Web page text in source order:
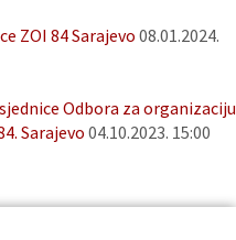
ZOI 84 Sarajevo 08.01.2024.
Odbora za organizaciju
Sarajevo 04.10.2023. 15:00